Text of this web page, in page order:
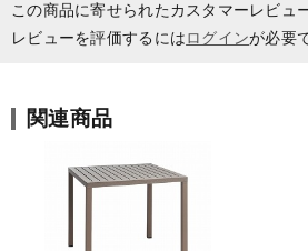
この商品に寄せられたカスタマーレビュ
レビューを評価するにはログインが必要
関連商品